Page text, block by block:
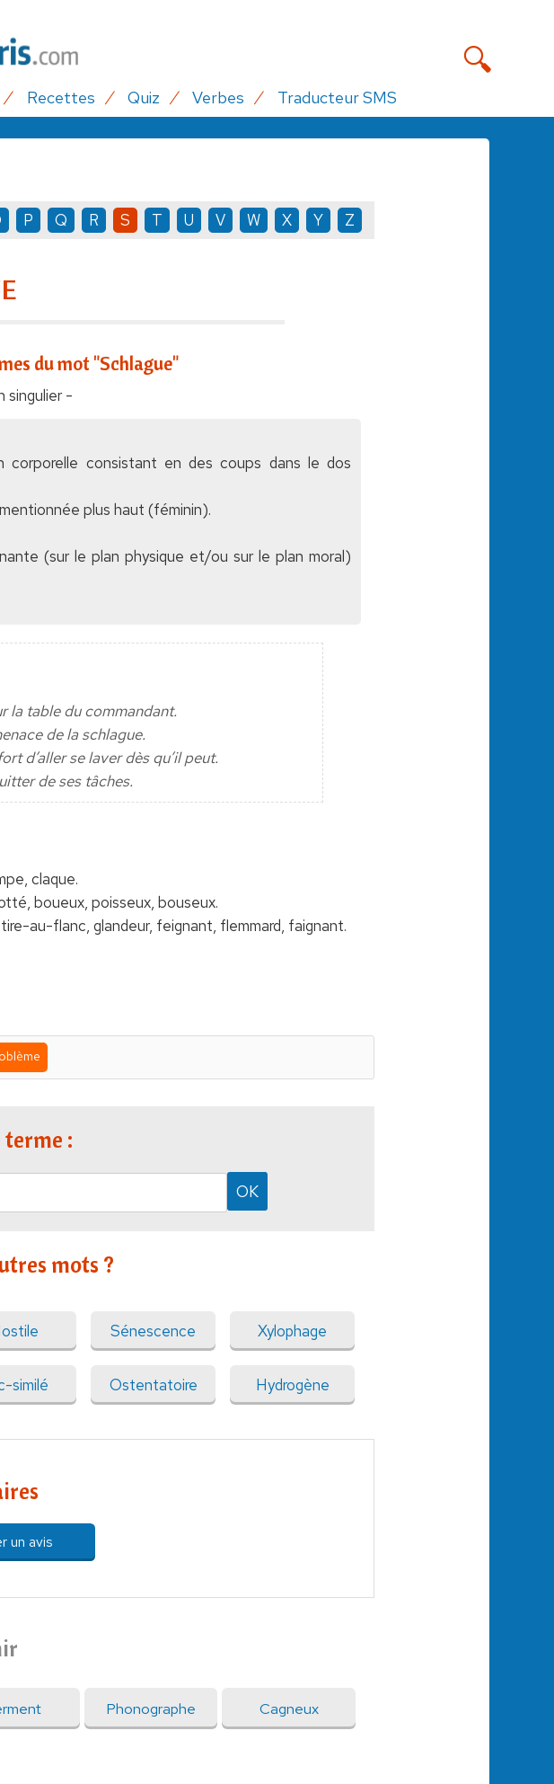
Recettes Quiz Verbes Traducteur SMS
P Q R S T U V W X Y Z
du mot "Schlague"
singulier -
corporelle consistant en des coups dans le dos
plus haut (féminin).
(sur le plan physique et/ou sur le plan moral)
la table du commandant.
de la schlague.
d’aller se laver dès qu’il peut.
de ses tâches.
claque.
boueux, poisseux, bouseux.
au-flanc, glandeur, feignant, flemmard, faignant.
:
mots ?
Sénescence Xylophage
similé Ostentatoire Hydrogène
un avis
Phonographe Cagneux